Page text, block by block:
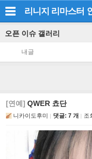
리니지 리마스터
오픈 이슈 갤러리
내글
[연예] QWER 쵸단
니카이도후미 댓글: 7 개 조